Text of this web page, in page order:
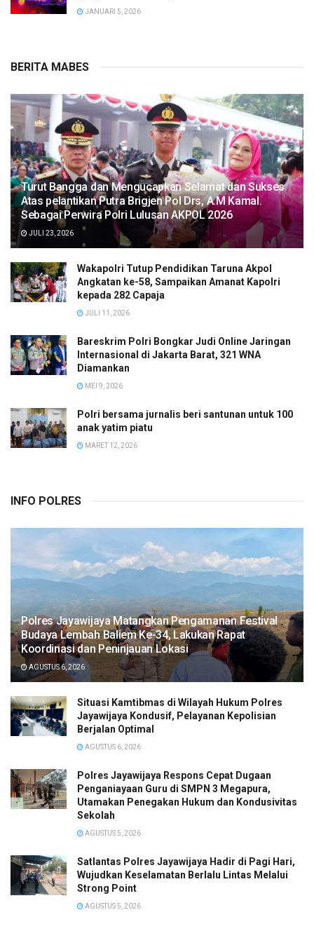
JANUARI 5, 2026
BERITA MABES
Turut Bangga dan Mengucapkan Selamat dan Sukses
Atas pelantikan Putra Brigjen Pol Drs, A.M Kamal.
Sebagai Perwira Polri Lulusan AKPOL 2026
JULI 23, 2026
Wakapolri Tutup Pendidikan Taruna Akpol
Angkatan ke-58, Sampaikan Amanat Kapolri
kepada 282 Capaja
JULI 11, 2026
Bareskrim Polri Bongkar Judi Online Jaringan
Internasional di Jakarta Barat, 321 WNA
Diamankan
MEI 9, 2026
Polri bersama jurnalis beri santunan untuk 100
anak yatim piatu
MARET 12, 2026
INFO POLRES
Polres Jayawijaya Matangkan Pengamanan Festival
Budaya Lembah Baliem Ke-34, Lakukan Rapat
Koordinasi dan Peninjauan Lokasi
AGUSTUS 6, 2026
Situasi Kamtibmas di Wilayah Hukum Polres
Jayawijaya Kondusif, Pelayanan Kepolisian
Berjalan Optimal
AGUSTUS 6, 2026
Polres Jayawijaya Respons Cepat Dugaan
Penganiayaan Guru di SMPN 3 Megapura,
Utamakan Penegakan Hukum dan Kondusivitas
Sekolah
AGUSTUS 5, 2026
Satlantas Polres Jayawijaya Hadir di Pagi Hari,
Wujudkan Keselamatan Berlalu Lintas Melalui
Strong Point
AGUSTUS 5, 2026